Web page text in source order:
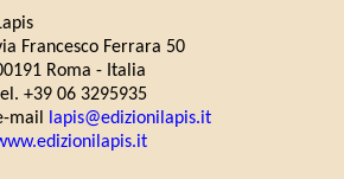
Francesco Ferrara 50
Roma - Italia
+39 06 3295935
mail lapis@edizionilapis.it